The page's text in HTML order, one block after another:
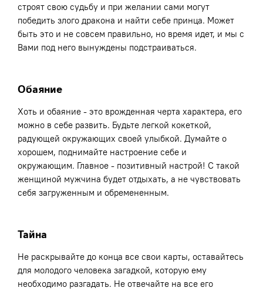
строят свою судьбу и при желании сами могут
победить злого дракона и найти себе принца. Может
быть это и не совсем правильно, но время идет, и мы с
Вами под него вынуждены подстраиваться.
Обаяние
Хоть и обаяние - это врожденная черта характера, его
можно в себе развить. Будьте легкой кокеткой,
радующей окружающих своей улыбкой. Думайте о
хорошем, поднимайте настроение себе и
окружающим. Главное - позитивный настрой! С такой
женщиной мужчина будет отдыхать, а не чувствовать
себя загруженным и обремененным.
Тайна
Не раскрывайте до конца все свои карты, оставайтесь
для молодого человека загадкой, которую ему
необходимо разгадать. Не отвечайте на все его